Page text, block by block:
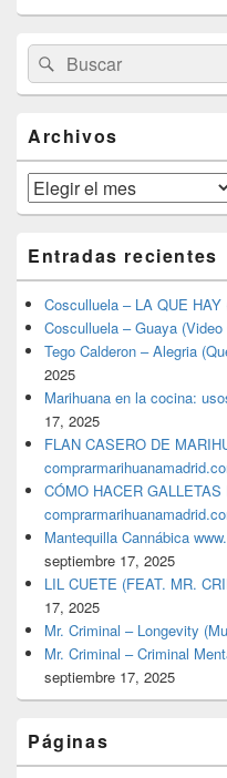
área
de
widget
lateral
primaria
Buscar
por:
Buscar
Archivos
Archivos
Entradas recientes
Cosculluela – LA QUE
Cosculluela – Guaya
Tego Calderon – Alegria
2025
Marihuana en la cocina:
17, 2025
FLAN CASERO DE
CÓMO HACER
Mantequilla Cannábica
septiembre 17, 2025
LIL CUETE (FEAT. MR.
17, 2025
Mr. Criminal – Longevity
Mr. Criminal – Criminal
septiembre 17, 2025
Páginas